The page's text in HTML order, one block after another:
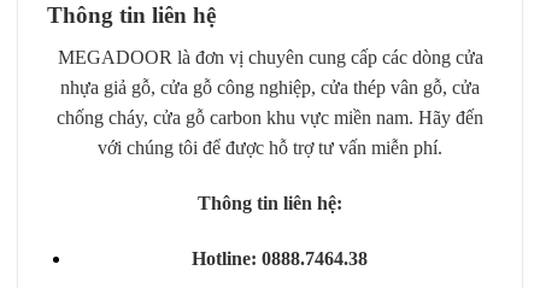
Thông tin liên hệ
MEGADOOR là đơn vị chuyên cung cấp các dòng cửa
nhựa giả gỗ, cửa gỗ công nghiệp, cửa thép vân gỗ, cửa
chống cháy, cửa gỗ carbon khu vực miền nam. Hãy đến
với chúng tôi để được hỗ trợ tư vấn miễn phí.
Thông tin liên hệ:
Hotline: 0888.7464.38